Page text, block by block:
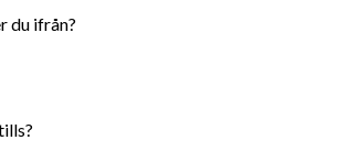
du ifrån?